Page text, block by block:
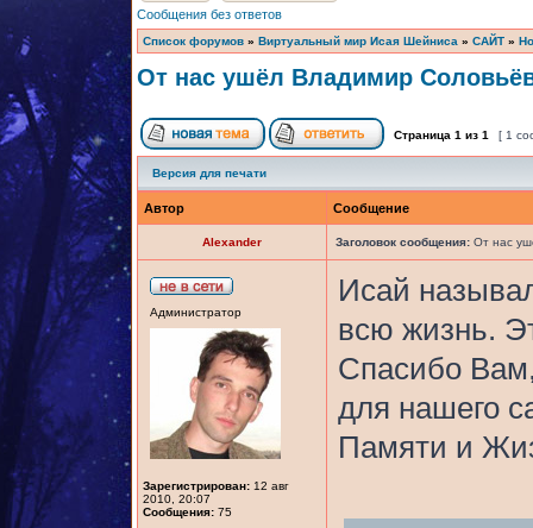
Сообщения без ответов
Список форумов » Виртуальный мир Исая Шейниса » САЙТ »
От нас ушёл Владимир
Страница 1 из 1 [ 1
Версия для печати
Автор Сообщение
Alexander Заголовок сообщения: От нас
Администратор
Зарегистрирован: 12 авг
2010, 20:07
Сообщения: 75
Исай
всю жизнь.
Спасибо
для нашего
Памяти и